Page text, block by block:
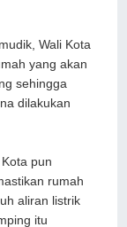
Wali Kota
yang akan
sehingga
dilakukan
pun
rumah
aliran listrik
itu